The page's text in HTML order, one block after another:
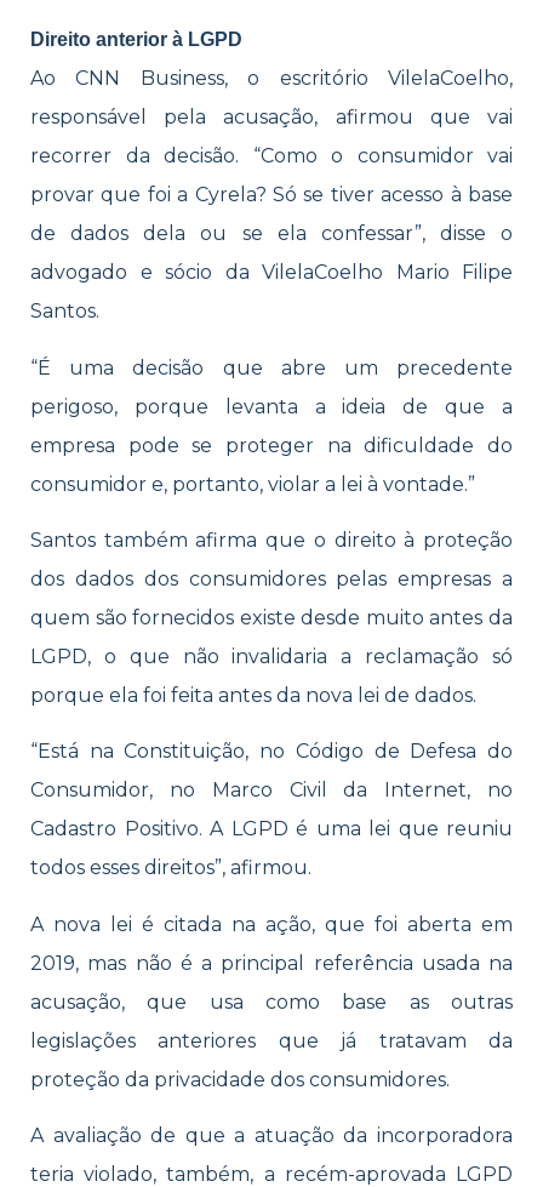
Direito anterior à LGPD
Ao CNN Business, o escritório VilelaCoelho,
responsável pela acusação, afirmou que vai
recorrer da decisão. “Como o consumidor vai
provar que foi a Cyrela? Só se tiver acesso à base
de dados dela ou se ela confessar”, disse o
advogado e sócio da VilelaCoelho Mario Filipe
Santos.
“É uma decisão que abre um precedente
perigoso, porque levanta a ideia de que a
empresa pode se proteger na dificuldade do
consumidor e, portanto, violar a lei à vontade.”
Santos também afirma que o direito à proteção
dos dados dos consumidores pelas empresas a
quem são fornecidos existe desde muito antes da
LGPD, o que não invalidaria a reclamação só
porque ela foi feita antes da nova lei de dados.
“Está na Constituição, no Código de Defesa do
Consumidor, no Marco Civil da Internet, no
Cadastro Positivo. A LGPD é uma lei que reuniu
todos esses direitos”, afirmou.
A nova lei é citada na ação, que foi aberta em
2019, mas não é a principal referência usada na
acusação, que usa como base as outras
legislações anteriores que já tratavam da
proteção da privacidade dos consumidores.
A avaliação de que a atuação da incorporadora
teria violado, também, a recém-aprovada LGPD